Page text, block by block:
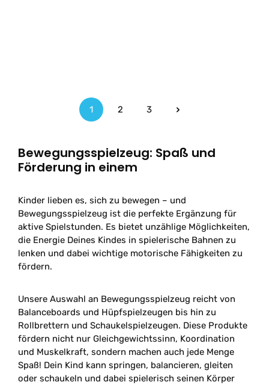
Seite
1
Seite
2
Seite
3
Bewegungsspielzeug: Spaß und
Förderung in einem
Kinder lieben es, sich zu bewegen – und
Bewegungsspielzeug ist die perfekte Ergänzung für
aktive Spielstunden. Es bietet unzählige Möglichkeiten,
die Energie Deines Kindes in spielerische Bahnen zu
lenken und dabei wichtige motorische Fähigkeiten zu
fördern.
Unsere Auswahl an Bewegungsspielzeug reicht von
Balanceboards und Hüpfspielzeugen bis hin zu
Rollbrettern und Schaukelspielzeugen. Diese Produkte
fördern nicht nur Gleichgewichtssinn, Koordination
und Muskelkraft, sondern machen auch jede Menge
Spaß! Dein Kind kann springen, balancieren, gleiten
oder schaukeln und dabei spielerisch seinen Körper